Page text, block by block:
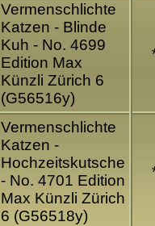
Vermenschlichte
Katzen - Blinde
Kuh - No. 4699
Edition Max
Künzli Zürich 6
(G56516y)
Vermenschlichte
Katzen -
Hochzeitskutsche
- No. 4701 Edition
Max Künzli Zürich
6 (G56518y)